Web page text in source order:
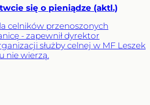
się o pieniądze (aktl.)
celników przenoszonych
- zapewnił dyrektor
służby celnej w MF Leszek
nie wierzą.